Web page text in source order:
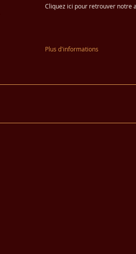
Cliquez ici pour retrouver notre
Plus d'informations